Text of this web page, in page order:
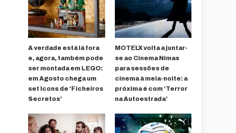
A verdade está lá fora
e, agora, também pode
ser montada em LEGO:
em Agosto chega um
set Icons de ‘Ficheiros
Secretos’
MOTELX volta a juntar-
se ao Cinema Nimas
para sessões de
cinema à meia-noite: a
próxima é com ‘Terror
na Autoestrada’